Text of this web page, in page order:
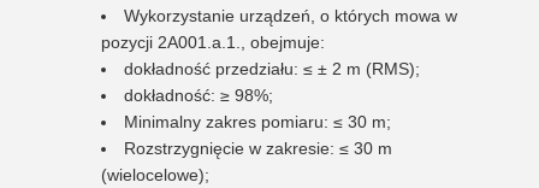
Wykorzystanie urządzeń, o których mowa w
pozycji 2A001.a.1., obejmuje:
dokładność przedziału: ≤ ± 2 m (RMS);
dokładność: ≥ 98%;
Minimalny zakres pomiaru: ≤ 30 m;
Rozstrzygnięcie w zakresie: ≤ 30 m
(wielocelowe);